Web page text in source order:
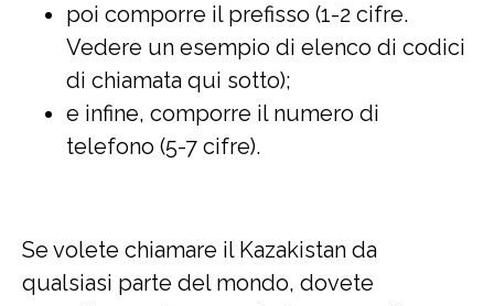
poi comporre il prefisso (1-2 cifre.
Vedere un esempio di elenco di codici
di chiamata qui sotto);
e infine, comporre il numero di
telefono (5-7 cifre).
Se volete chiamare il Kazakistan da
qualsiasi parte del mondo, dovete